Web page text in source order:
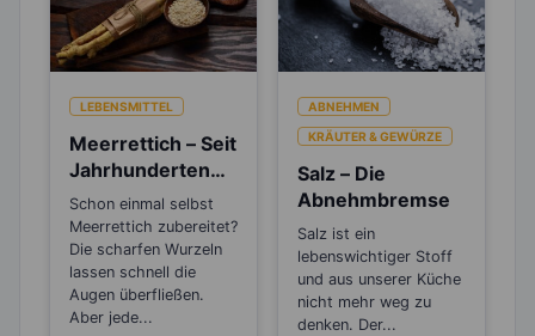
LEBENSMITTEL
Meerrettich – Seit
Jahrhunderten
als Heilpflanze
bekannt!
Schon einmal selbst
Meerrettich zubereitet?
Die scharfen Wurzeln
lassen schnell die
Augen überfließen.
Aber jede...
ABNEHMEN
KRÄUTER & GEWÜRZE
Salz – Die
Abnehmbremse
Salz ist ein
lebenswichtiger Stoff
und aus unserer Küche
nicht mehr weg zu
denken. Der...